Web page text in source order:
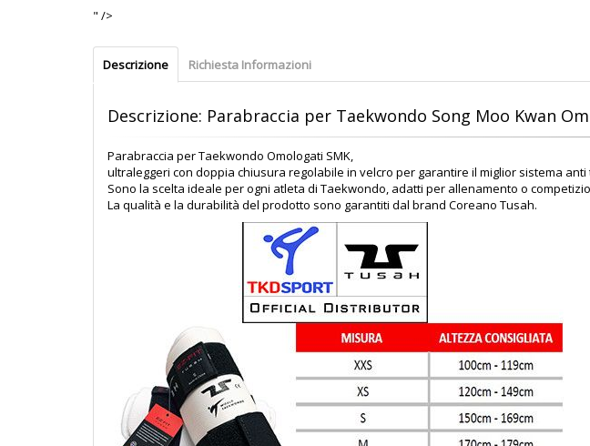
" />
Descrizione Richiesta Informazioni
Descrizione: Parabraccia per Taekwondo Song Moo Kwan
Parabraccia per Taekwondo Omologati SMK,
ultraleggeri con doppia chiusura regolabile in velcro per garantire il miglior sistema anti
Sono la scelta ideale per ogni atleta di Taekwondo, adatti per allenamento o
La qualità e la durabilità del prodotto sono garantiti dal brand Coreano Tusah.